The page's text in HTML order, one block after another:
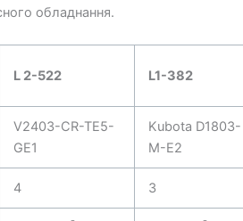
обладнання.
L 2-522 L1-382
V2403-CR-TE5-
GE1
Kubota D1803-
M-E2
4 3